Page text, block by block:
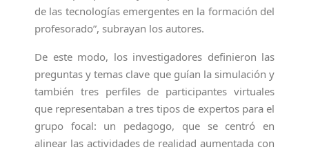
de las tecnologías emergentes en la formación del
profesorado”, subrayan los autores.
De este modo, los investigadores definieron las
preguntas y temas clave que guían la simulación y
también tres perfiles de participantes virtuales
que representaban a tres tipos de expertos para el
grupo focal: un pedagogo, que se centró en
alinear las actividades de realidad aumentada con